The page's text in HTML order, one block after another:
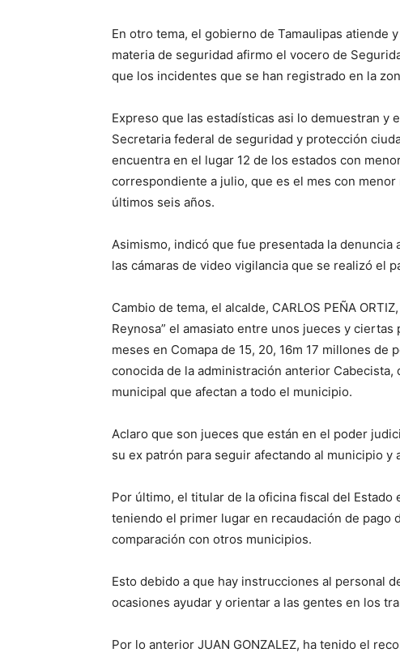
En otro tema, el gobierno de Tamaulipas atiende
materia de seguridad afirmo el vocero de
que los incidentes que se han registrado en la
Expreso que las estadísticas asi lo demuestran y
Secretaria federal de seguridad y protección
encuentra en el lugar 12 de los estados con
correspondiente a julio, que es el mes con
últimos seis años.
Asimismo, indicó que fue presentada la
las cámaras de video vigilancia que se realizó el
Cambio de tema, el alcalde, CARLOS PEÑA
Reynosa” el amasiato entre unos jueces y
meses en Comapa de 15, 20, 16m 17 millones
conocida de la administración anterior Cabecista,
municipal que afectan a todo el municipio.
Aclaro que son jueces que están en el poder
su ex patrón para seguir afectando al municipio y
Por último, el titular de la oficina fiscal del Estado
teniendo el primer lugar en recaudación de pago
comparación con otros municipios.
Esto debido a que hay instrucciones al personal
ocasiones ayudar y orientar a las gentes en los
Por lo anterior JUAN GONZALEZ, ha tenido el